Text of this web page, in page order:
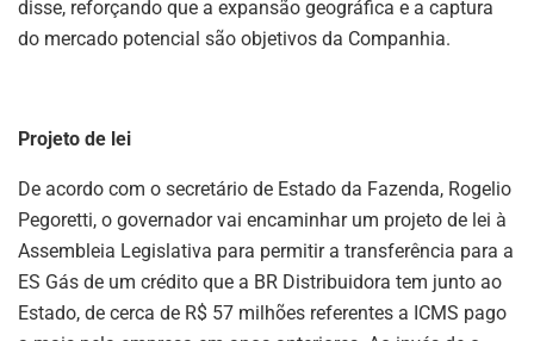
disse, reforçando que a expansão geográfica e a captura
do mercado potencial são objetivos da Companhia.
Projeto de lei
De acordo com o secretário de Estado da Fazenda, Rogelio
Pegoretti, o governador vai encaminhar um projeto de lei à
Assembleia Legislativa para permitir a transferência para a
ES Gás de um crédito que a BR Distribuidora tem junto ao
Estado, de cerca de R$ 57 milhões referentes a ICMS pago